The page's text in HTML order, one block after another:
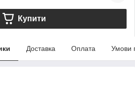
Купити
Доставка Оплата Умови